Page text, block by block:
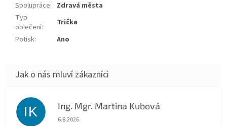
Spolupráce: Zdravá města
Typ
oblečení:
Trička
Potisk: Ano
IK Ing. Mgr. Martina Kubová
Hodnocení obchodu je 5 z 5 hvězdiček.
6.8.2026